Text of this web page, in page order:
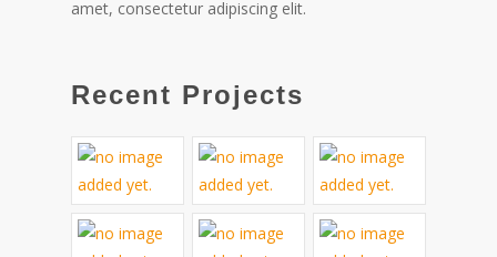
amet, consectetur adipiscing elit.
Recent Projects